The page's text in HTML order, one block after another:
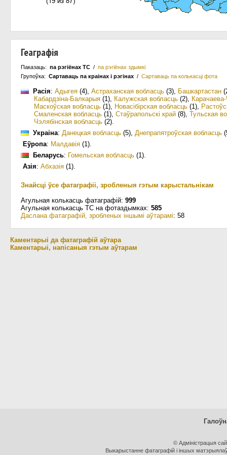
Геаграфія
Паказаць: па рэгіёнах ТС / па рэгіёнах здымкі
Групоўка: Сартаваць па краiнах i рэгінах / Сартаваць па колькасцi фота
Расія: Адыгея (4), Астраханская вобласць (3), Башкартастан
Кабардзіна-Балкарыя (1), Калужская вобласць (2),
Маскоўская вобласць (1), Новасібірская вобласць (1),
Смаленская вобласць (1), Стаўрапольскі край (8), Тульская
Чэлябінская вобласць (2).
Украіна: Данецкая вобласць (5), Днепрапятроўская вобласць
Еўропа: Малдавія (1).
Беларусь: Гомельская вобласць (1).
Азія: Абхазія (1).
Знайсці ўсе фатаграфіі, зробленыя гэтым карыстальнікам
Агульная колькасць фатаграфій: 999
Агульная колькасць ТС на фотаздымках: 585
Даслана фатаграфій, зробленых іншымі аўтарамі: 58
Каментарыі да фатаграфій аўтара
Каментарыі, напісаныя гэтым аўтарам
© Адміністрацыя
Выкарыстанне фатаграфій і іншых